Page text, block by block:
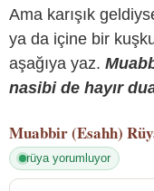
Ama karışık
ya da içine bir
aşağıya yaz.
nasibi de hayır
Muabbir (Esahh)
rüya yorumluyor